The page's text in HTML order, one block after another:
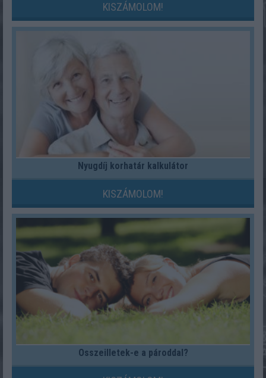
KISZÁMOLOM!
Nyugdíj korhatár kalkulátor
KISZÁMOLOM!
Összeilletek-e a pároddal?